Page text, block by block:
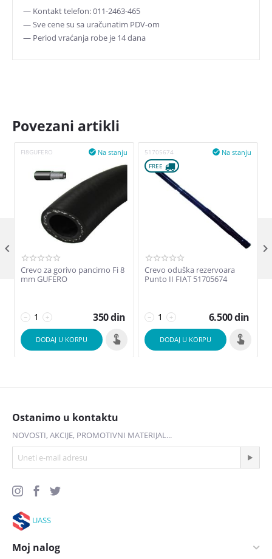
— Kontakt telefon: 011-2463-465
— Sve cene su sa uračunatim PDV-om
— Period vraćanja robe je 14 dana
Povezani artikli
FI8GUFERO Na stanju

Crevo za gorivo pancirno Fi 8
mm GUFERO
+
− 350din
DODAJ U KORPU
51705674 Na stanju

FREE
Crevo oduška rezervoara
Punto II FIAT 51705674
+
− 6.500din
DODAJ U KORPU
 
Ostanimo u kontaktu
NOVOSTI, AKCIJE, PROMOTIVNI MATERIJAL...
UASS
Moj nalog